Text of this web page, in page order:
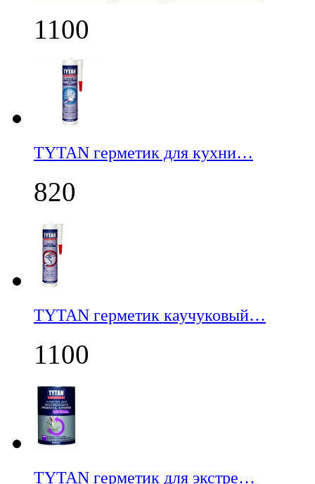
1100
TYTAN герметик для кухни…
820
TYTAN герметик каучуковый…
1100
TYTAN герметик для экстре…